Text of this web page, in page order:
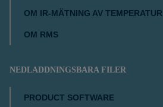
OM IR-MÄTNING AV TEMPERATUR
OM RMS
NEDLADDNINGSBARA FILER
PRODUCT SOFTWARE